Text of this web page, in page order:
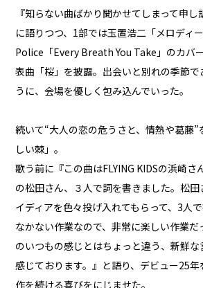
『知らない曲ばかり聞かせてしまって申
に語りつつ、1部では玉置浩二「メロディ
Police「Every Breath You Take」のカバ
表曲「桜」を披露。出会いと別れの季節で
うに、会場を優しく包み込んでいった。
続いて“大人の恋の危うさと、情熱や葛藤
しい棘」。
歌う前に『この曲はFLYING KIDSの浜崎さ
の松田さん、３人で詞を書きました。松
イディアを色々投げ入れてもらって、3人
なかない作業なので、非常に楽しい作業だ
のいつもの感じとはちょっと違う、新鮮
感じております。』と語り、デビュー25年
作を続ける喜びをにじませた。